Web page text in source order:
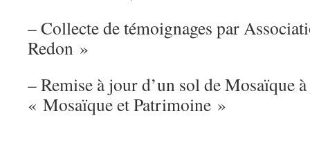
– Collecte de témoignages par
Redon »
– Remise à jour d’un sol de Mosaïque
« Mosaïque et Patrimoine »